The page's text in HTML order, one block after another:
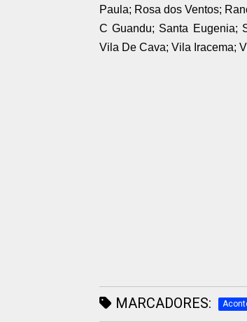
Paula; Rosa dos Ventos;
C Guandu; Santa Eugenia;
Vila De Cava; Vila Iracema;
MARCADORES: